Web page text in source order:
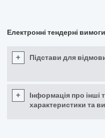
Електронні тендерні вимоги
+ Підстави для
+
Інформація про інші
характеристики та